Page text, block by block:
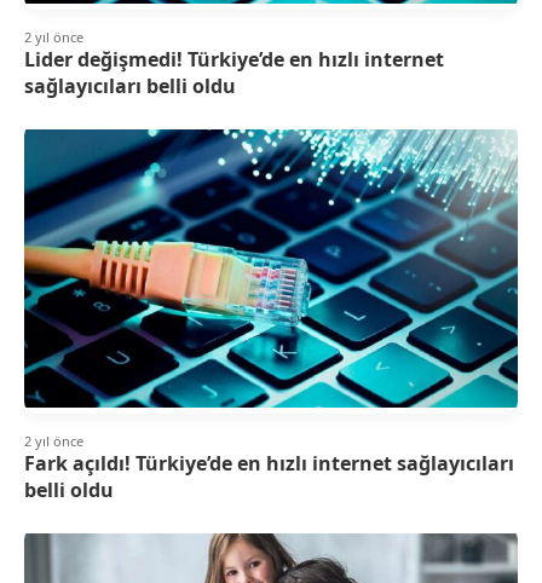
2 yıl önce
Lider değişmedi! Türkiye’de en hızlı internet
sağlayıcıları belli oldu
2 yıl önce
Fark açıldı! Türkiye’de en hızlı internet sağlayıcıları
belli oldu